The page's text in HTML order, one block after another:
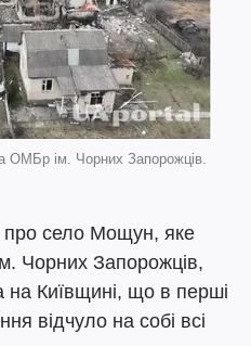
ОМБр ім. Чорних Запорожців.
село Мощун, яке
Чорних Запорожців,
на Київщині, що в перші
відчуло на собі всі